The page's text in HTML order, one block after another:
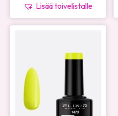
Lisää toivelistalle